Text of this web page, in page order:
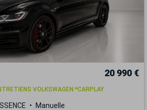
20 990 €
VOLKSWAGEN *CARPLAY
Manuelle